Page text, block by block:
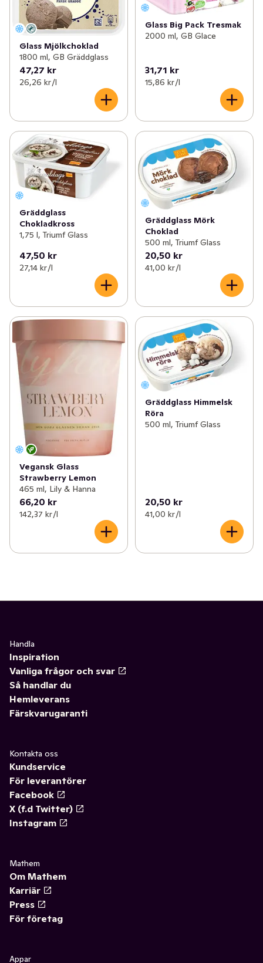
Glass Mjölkchoklad
1800 ml, GB Gräddglass
47,27 kr
26,26 kr /l
Glass Big Pack Tresmak
2000 ml, GB Glace
31,71 kr
15,86 kr /l
Gräddglass
Chokladkross
1,75 l, Triumf Glass
47,50 kr
27,14 kr /l
Gräddglass Mörk
Choklad
500 ml, Triumf Glass
20,50 kr
41,00 kr /l
Vegansk Glass
Strawberry Lemon
465 ml, Lily & Hanna
66,20 kr
142,37 kr /l
Gräddglass Himmelsk
Röra
500 ml, Triumf Glass
20,50 kr
41,00 kr /l
Handla
Inspiration
Vanliga frågor och svar
Så handlar du
Hemleverans
Färskvarugaranti
Kontakta oss
Kundservice
För leverantörer
Facebook
X (f.d Twitter)
Instagram
Mathem
Om Mathem
Karriär
Press
För företag
Appar